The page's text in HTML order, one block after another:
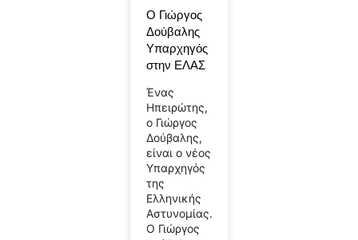
Ο Γιώργος
Δούβαλης
Υπαρχηγός
στην ΕΛΑΣ
Ένας
Ηπειρώτης,
ο Γιώργος
Δούβαλης,
είναι ο νέος
Υπαρχηγός
της
Ελληνικής
Αστυνομίας.
Ο Γιώργος